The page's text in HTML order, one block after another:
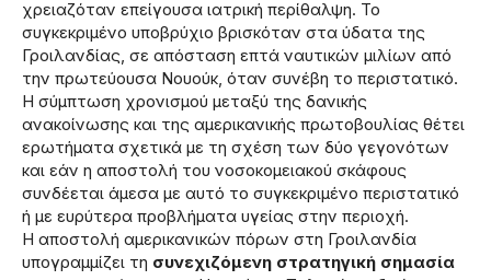
χρειαζόταν επείγουσα ιατρική περίθαλψη. Το
συγκεκριμένο υποβρύχιο βρισκόταν στα ύδατα της
Γροιλανδίας, σε απόσταση επτά ναυτικών μιλίων από
την πρωτεύουσα Νουούκ, όταν συνέβη το περιστατικό.
Η σύμπτωση χρονισμού μεταξύ της δανικής
ανακοίνωσης και της αμερικανικής πρωτοβουλίας θέτει
ερωτήματα σχετικά με τη σχέση των δύο γεγονότων
και εάν η αποστολή του νοσοκομειακού σκάφους
συνδέεται άμεσα με αυτό το συγκεκριμένο περιστατικό
ή με ευρύτερα προβλήματα υγείας στην περιοχή.
Η αποστολή αμερικανικών πόρων στη Γροιλανδία
υπογραμμίζει τη συνεχιζόμενη στρατηγική σημασία